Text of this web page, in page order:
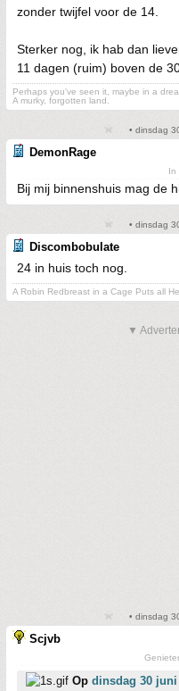
zonder twijfel voor de 14.
Sterker nog, ik hab dan
11 dagen (ruim) boven de
Perhaps you've seen it, maybe in a
A murky, forgotten land.
• dinsdag
DemonRage
Bij mij binnenshuis mag de
• dinsdag
Discombobulate
24 in huis toch nog.
A Robin Redbreast in a Cage Puts all
▼
• dinsdag
Scjvb
Op dinsdag 30 juni